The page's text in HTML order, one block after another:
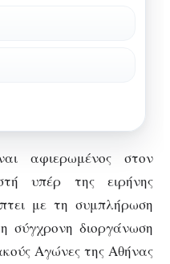
34ος
αφιερωμένος στον
υπέρ της ειρήνης
με τη συμπλήρωση
σύγχρονη διοργάνωση
Αγώνες της Αθήνας